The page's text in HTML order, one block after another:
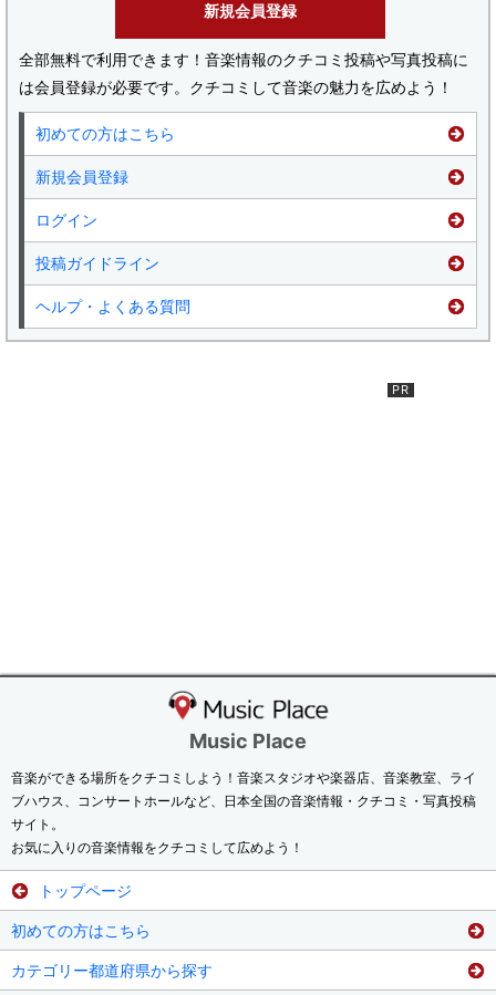
新規会員登録
全部無料で利用できます！音楽情報のクチコミ投稿や写真投稿に
は会員登録が必要です。クチコミして音楽の魅力を広めよう！
初めての方はこちら
新規会員登録
ログイン
投稿ガイドライン
ヘルプ・よくある質問
Music Place
音楽ができる場所をクチコミしよう！音楽スタジオや楽器店、音楽教室、ライ
ブハウス、コンサートホールなど、日本全国の音楽情報・クチコミ・写真投稿
サイト。
お気に入りの音楽情報をクチコミして広めよう！
トップページ
初めての方はこちら
カテゴリー都道府県から探す